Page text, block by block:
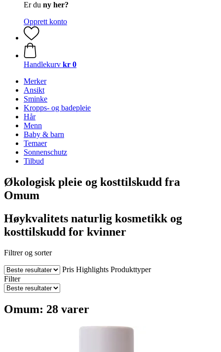
Er du ny her?
Opprett konto
Handlekurv kr 0
Merker
Ansikt
Sminke
Kropps- og badepleie
Hår
Menn
Baby & barn
Temaer
Sonnenschutz
Tilbud
Økologisk pleie og kosttilskudd fra
Omum
Høykvalitets naturlig kosmetikk og
kosttilskudd for kvinner
Filtrer og sorter
Pris Highlights Produkttyper
Filter
Omum: 28 varer